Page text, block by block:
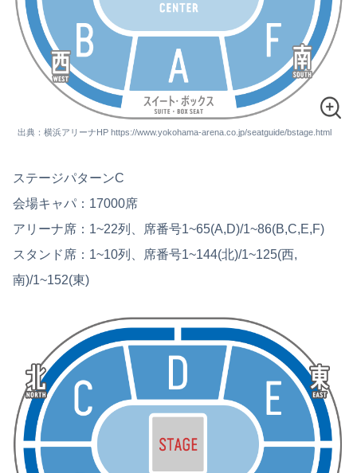
出典：横浜アリーナHP https://www.yokohama-arena.co.jp/seatguide/bstage.html
ステージパターンC
会場キャパ：17000席
アリーナ席：1~22列、席番号1~65(A,D)/1~86(B,C,E,F)
スタンド席：1~10列、席番号1~144(北)/1~125(西,
南)/1~152(東)